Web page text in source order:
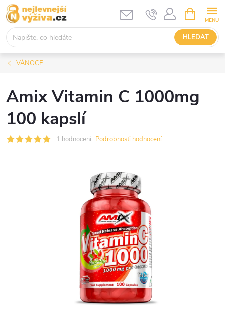
Přejít
na
obsah
HLEDAT
NÁKUPNÍ
KOŠÍK
VÁNOCE
Amix Vitamin C 1000mg
100 kapslí
1 hodnocení Podrobnosti hodnocení